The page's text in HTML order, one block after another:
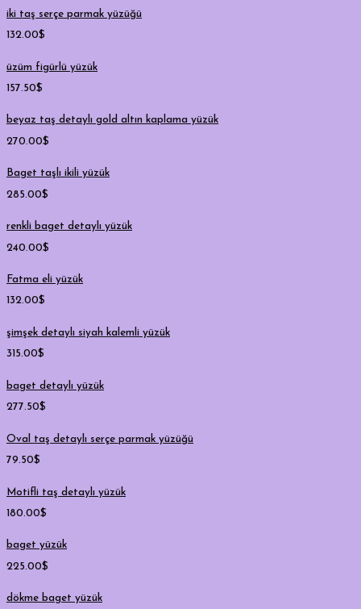
iki taş serçe parmak yüzüğü
132.00$
üzüm figürlü yüzük
157.50$
beyaz taş detaylı gold altın kaplama yüzük
270.00$
Baget taşlı ikili yüzük
285.00$
renkli baget detaylı yüzük
240.00$
Fatma eli yüzük
132.00$
şimşek detaylı siyah kalemli yüzük
315.00$
baget detaylı yüzük
277.50$
Oval taş detaylı serçe parmak yüzüğü
79.50$
Motifli taş detaylı yüzük
180.00$
baget yüzük
225.00$
dökme baget yüzük